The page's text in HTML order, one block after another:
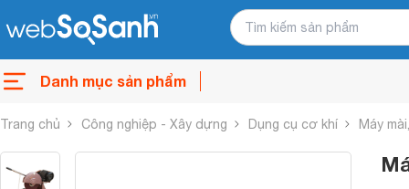
Danh mục sản phẩm
Trang chủ Công nghiệp - Xây dựng Dụng cụ cơ khí Máy